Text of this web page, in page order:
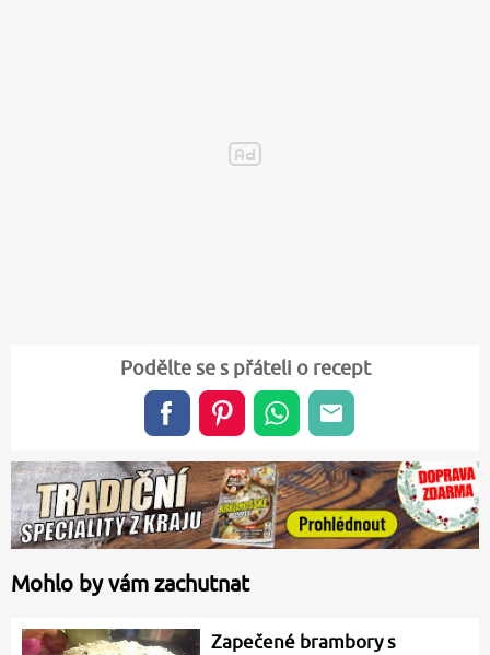
Podělte se s přáteli o recept
Mohlo by vám zachutnat
Zapečené brambory s